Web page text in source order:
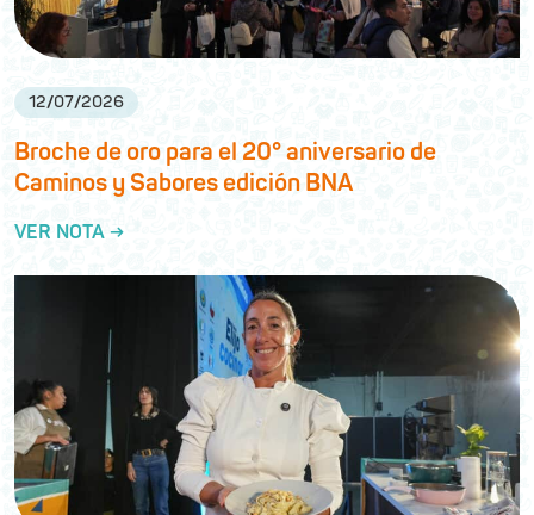
12/07/2026
Broche de oro para el 20° aniversario de
Caminos y Sabores edición BNA
VER NOTA →